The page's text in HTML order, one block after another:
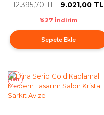
12.395,70 TL 9.021,00 TL
%27 İndirim
Sepete Ekle
Yeni